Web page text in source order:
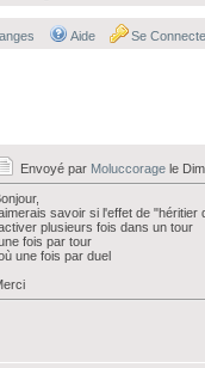
Aide Se
Envoyé par Moluccorage le
savoir si l'effet de
plusieurs fois dans un tour
fois par tour
une fois par duel